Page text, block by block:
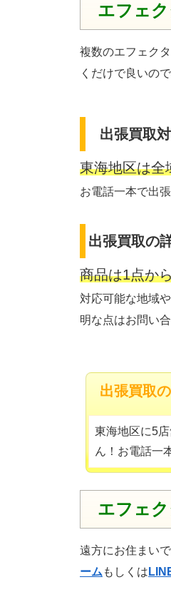
エフェ
複数のエフェク
くだけで良いの
出張買取
東海地区は全
お電話一本で出
出張買取の
商品は1点か
対応可能な地域
明な点はお問い
出張買取
東海地区に5
ん！お電話一
エフェ
遠方にお住まい
ーム もしくは